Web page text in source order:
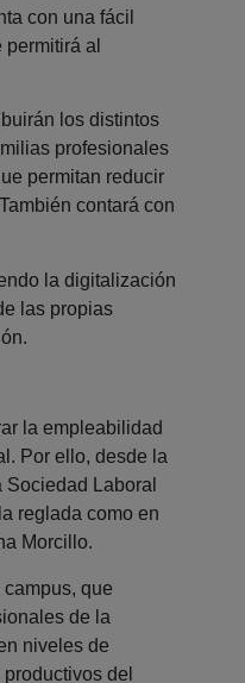
con una fácil
al
los distintos
profesionales
permitan reducir
contará con
la digitalización
las propias
la empleabilidad
Por ello, desde la
Laboral
reglada como en
Morcillo.
que
de la
niveles de
del